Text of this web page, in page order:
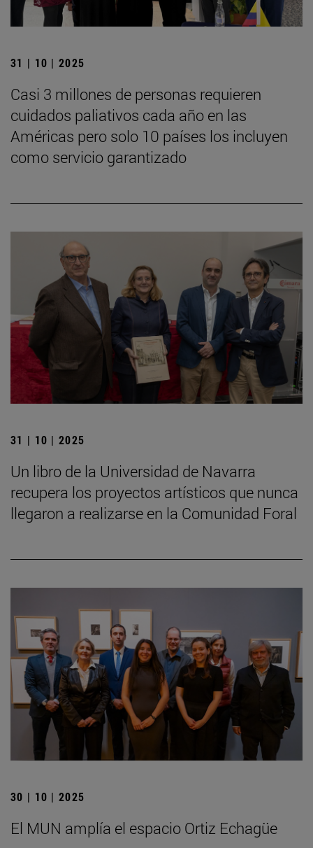
31 | 10 | 2025
Casi 3 millones de personas requieren
cuidados paliativos cada año en las
Américas pero solo 10 países los incluyen
como servicio garantizado
31 | 10 | 2025
Un libro de la Universidad de Navarra
recupera los proyectos artísticos que nunca
llegaron a realizarse en la Comunidad Foral
30 | 10 | 2025
El MUN amplía el espacio Ortiz Echagüe